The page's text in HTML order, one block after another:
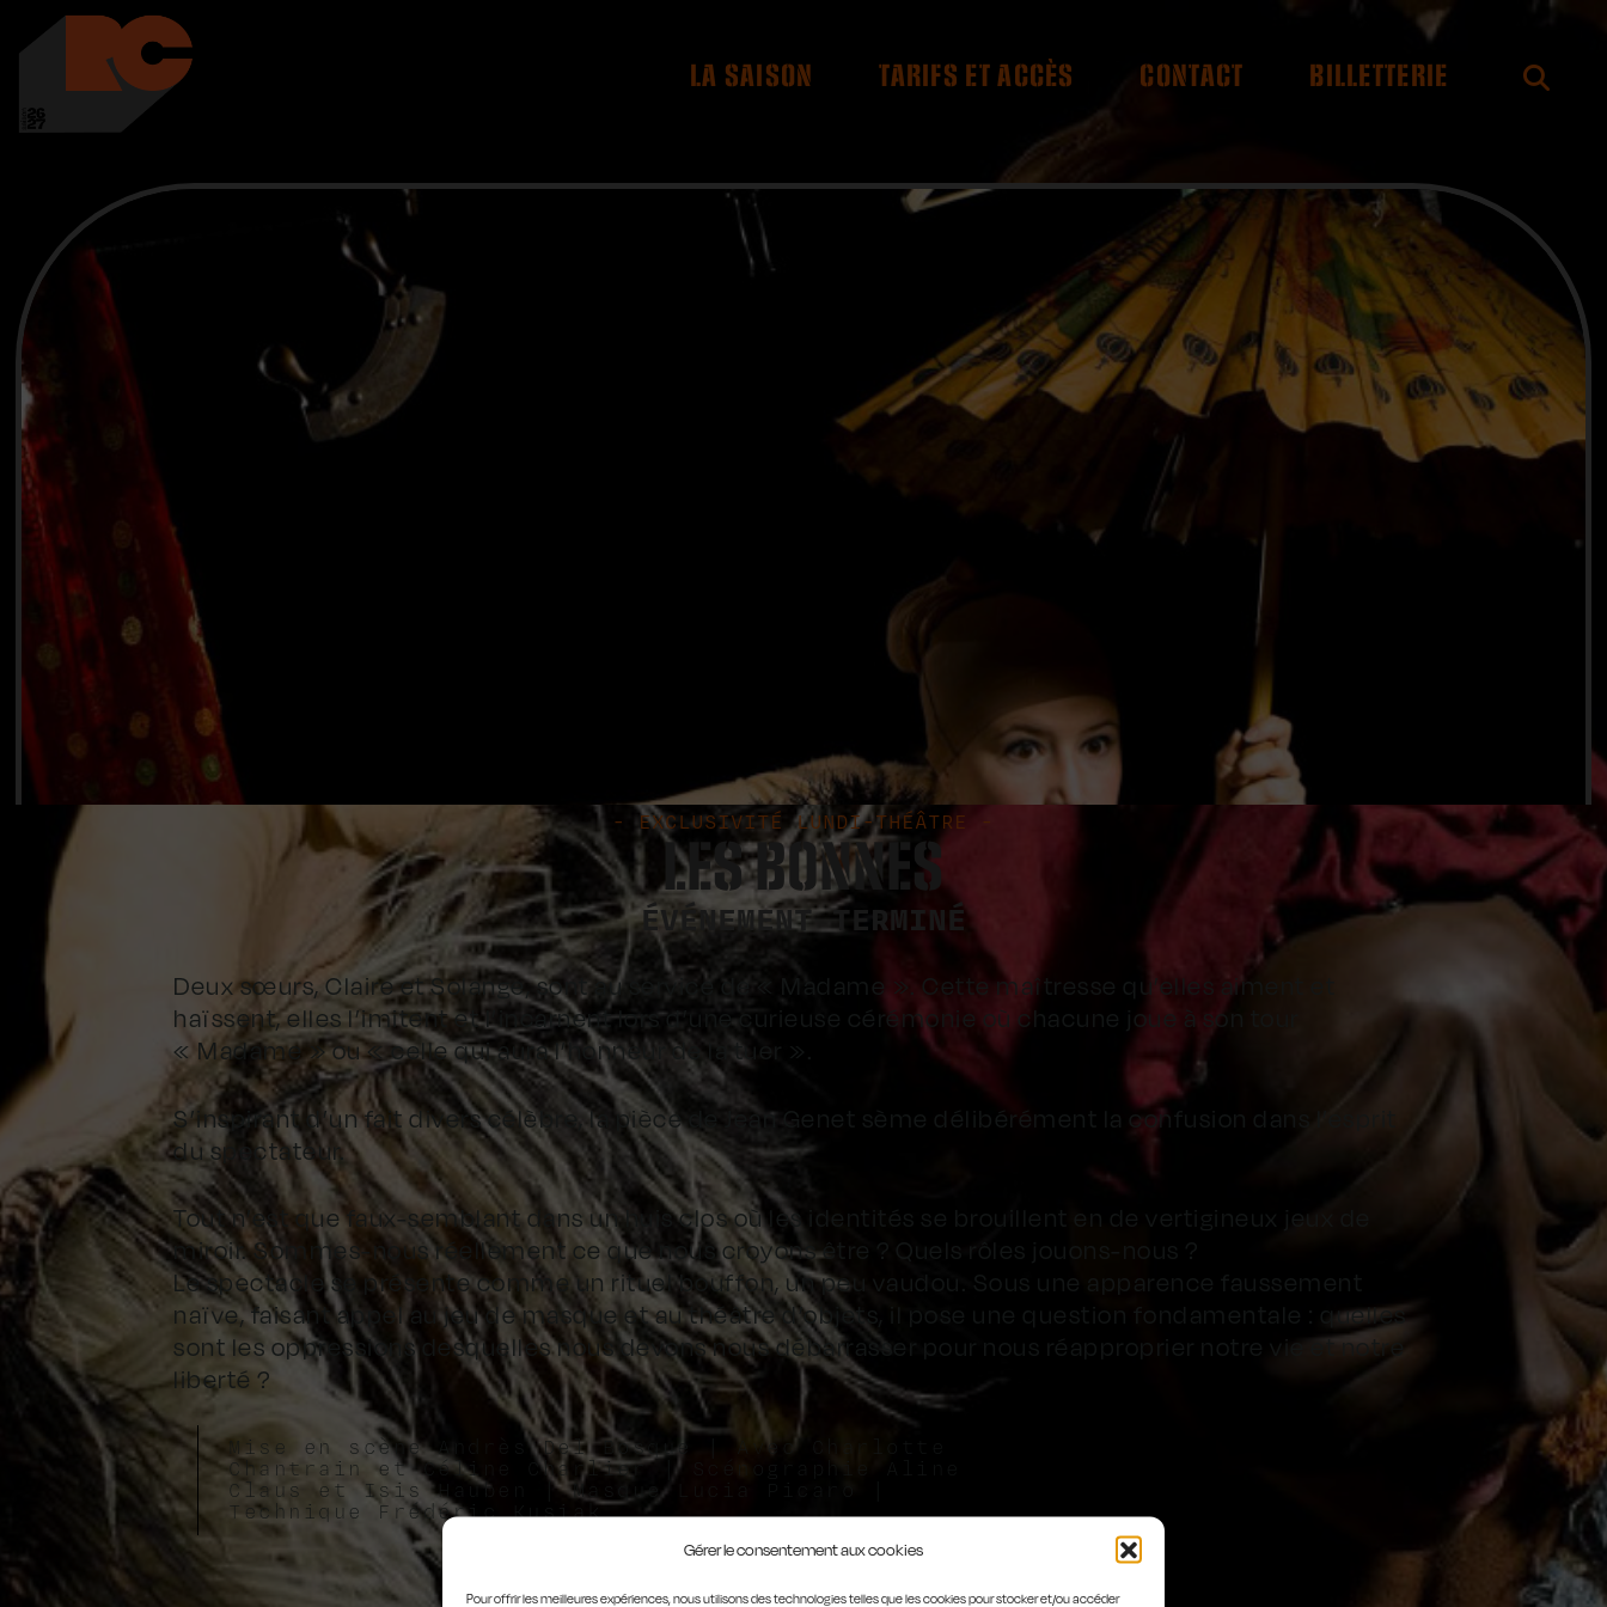
Gérer le consentement aux cookies
Pour offrir les meilleures expériences, nous utilisons des technologies telles que les cookies pour stocker et/ou accéder
LES RICHES-CLAIRES LA SAISON TARIFS ET ACCÈS CONTACT BILLETTERIE
- EXCLUSIVITÉ LUNDI-THÉÂTRE -
LES BONNES
ÉVÉNEMENT TERMINÉ
Deux sœurs, Claire et Solange, sont au service de « Madame ». Cette maîtresse qu’elles aiment et
haïssent, elles l’imitent et l’incarnent lors d’une curieuse cérémonie où chacune joue à son tour
« Madame » ou « celle qui aura l’honneur de la tuer ».
S’inspirant d’un fait divers célèbre, la pièce de Jean Genet sème délibérément la confusion dans l’esprit
du spectateur.
Tout n’est que faux-semblant dans un huis clos où les identités se brouillent en de vertigineux jeux de
miroir. Sommes-nous réellement ce que nous croyons être ? Quels rôles jouons-nous ?
Le spectacle se présente comme un rituel bouffon, un peu vaudou. Sous une apparence faussement
naïve, faisant appel au jeu de masque et au théâtre d’objets, il pose une question fondamentale : quelles
sont les oppressions desquelles nous devons nous débarrasser pour nous réapproprier notre vie et notre
liberté ?
Mise en scène Andrès Del Bosque | Avec Charlotte
Chantrain et Céline Charlier | Scénographie Aline
Claus et Isis Hauben | Masque Lucia Picaro |
Technique Frédéric Kusiak